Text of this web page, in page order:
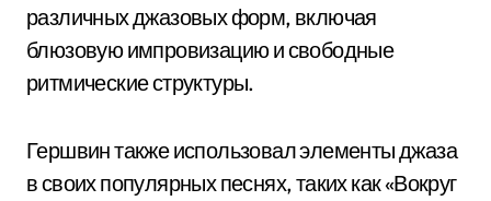
различных джазовых форм, включая
блюзовую импровизацию и свободные
ритмические структуры.
Гершвин также использовал элементы джаза
в своих популярных песнях, таких как «Вокруг